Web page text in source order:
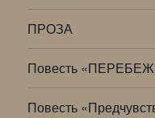
ПРОЗА
Повесть
Повесть